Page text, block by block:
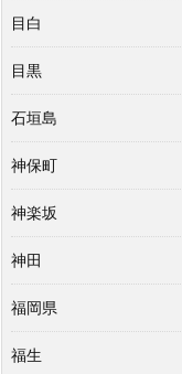
目白
目黒
石垣島
神保町
神楽坂
神田
福岡県
福生